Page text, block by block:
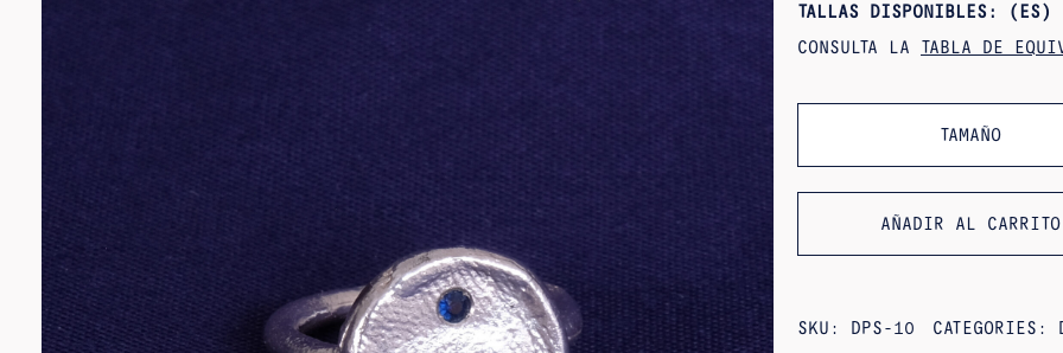
TALLAS DISPONIBLES:
CONSULTA LA TABLA DE
TAMAÑO
AÑADIR AL CARRITO
SKU: DPS-10 CATEGORIES: